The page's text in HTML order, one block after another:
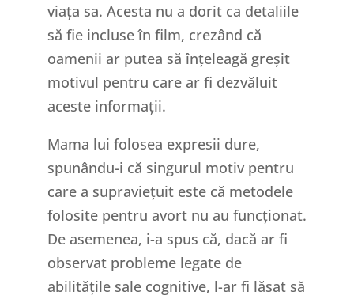
viața sa. Acesta nu a dorit ca detaliile
să fie incluse în film, crezând că
oamenii ar putea să înțeleagă greșit
motivul pentru care ar fi dezvăluit
aceste informații.
Mama lui folosea expresii dure,
spunându-i că singurul motiv pentru
care a supraviețuit este că metodele
folosite pentru avort nu au funcționat.
De asemenea, i-a spus că, dacă ar fi
observat probleme legate de
abilitățile sale cognitive, l-ar fi lăsat să